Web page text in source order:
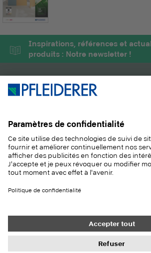
Inspirations, références et
produits : Notre newsletter !
PRODUITS
SOLUTIONS
DURABILITÉ
Contact Acheter
Mentions légales
Paramètres de confidentialité
Droits à l'information
Conditions